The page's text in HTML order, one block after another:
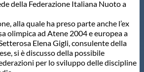
della Federazione Italiana Nuoto a
alla quale ha preso parte anche l’ex
olimpica ad Atene 2004 e europea a
Elena Gigli, consulente della
si è discusso della possibile
per lo sviluppo delle discipline